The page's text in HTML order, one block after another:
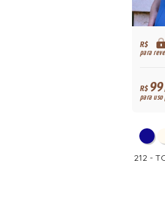
R$
para
R$
para uso
212 -